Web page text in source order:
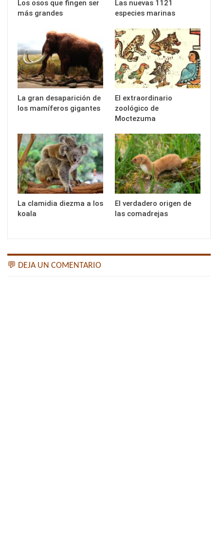
Los osos que fingen ser
más grandes
Las nuevas 1121
especies marinas
La gran desaparición de
los mamíferos gigantes
El extraordinario
zoológico de
Moctezuma
La clamidia diezma a los
koala
El verdadero origen de
las comadrejas
💬 DEJA UN COMENTARIO